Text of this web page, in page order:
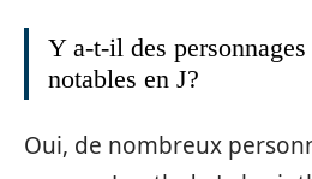
Y a-t-il des personnages
notables en J?
Oui, de nombreux